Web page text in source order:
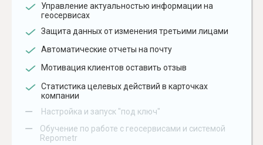
Управление актуальностью информации на
геосервисах
Защита данных от изменения третьими лицами
Автоматические отчеты на почту
Мотивация клиентов оставить отзыв
Статистика целевых действий в карточках
компании
– Настройка и запуск "под ключ"
–
Обучение по работе с геосервисами и системой
Repometr